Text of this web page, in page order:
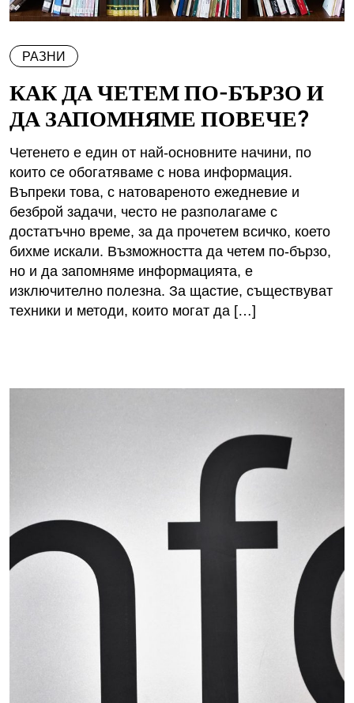
РАЗНИ
КАК ДА ЧЕТЕМ ПО-БЪРЗО И
ДА ЗАПОМНЯМЕ ПОВЕЧЕ?
Четенето е един от най-основните начини, по
които се обогатяваме с нова информация.
Въпреки това, с натовареното ежедневие и
безброй задачи, често не разполагаме с
достатъчно време, за да прочетем всичко, което
бихме искали. Възможността да четем по-бързо,
но и да запомняме информацията, е
изключително полезна. За щастие, съществуват
техники и методи, които могат да […]